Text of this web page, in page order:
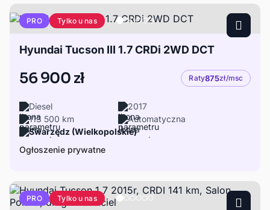
PRO Tylko u nas
Hyundai Tucson III 1.7 CRDi 2WD DCT
56 900 zł Raty875zł/msc
Diesel
2017
113 500 km
Automatyczna
Swarzędz (Wielkopolskie)
Ogłoszenie prywatne
PRO Tylko u nas